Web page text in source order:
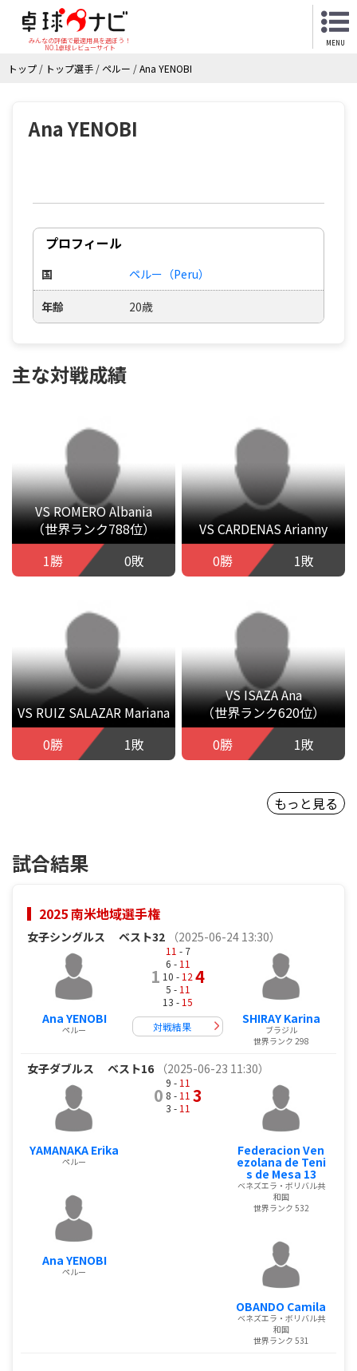
みんなの評価で最適用具を選ぼう！
NO.1卓球レビューサイト
MENU
トップ / トップ選手 / ペルー /Ana YENOBI
Ana YENOBI
プロフィール
国 ペルー（Peru）
年齢 20歳
主な対戦成績
VS ROMERO Albania
（世界ランク788位）
1勝
0敗
VS CARDENAS Arianny
0勝
1敗
VS RUIZ SALAZAR Mariana
0勝
1敗
VS ISAZA Ana
（世界ランク620位）
0勝
1敗
もっと見る
試合結果
2025 南米地域選手権
女子シングルス ベスト32 （2025-06-24 13:30）
Ana YENOBI
ペルー
1
11 - 7
6 - 11
10 - 12
5 - 11
13 - 15
4
対戦結果
SHIRAY Karina
ブラジル
世界ランク 298
女子ダブルス ベスト16 （2025-06-23 11:30）
YAMANAKA Erika
ペルー
Ana YENOBI
ペルー
0
9 - 11
8 - 11
3 - 11
3
Federacion Ven
ezolana de Teni
s de Mesa 13
ベネズエラ・ボリバル共
和国
世界ランク 532
OBANDO Camila
ベネズエラ・ボリバル共
和国
世界ランク 531